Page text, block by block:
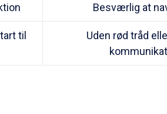
Besværlig at
til
Uden rød tråd